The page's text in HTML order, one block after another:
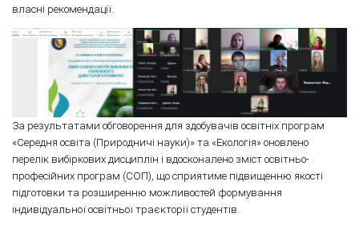
власні рекомендації.
За результатами обговорення для здобувачів освітніх програм
«Середня освіта (Природничі науки)» та «Екологія» оновлено
перелік вибіркових дисциплін і вдосконалено зміст освітньо-
професійних програм (СОП), що сприятиме підвищенню якості
підготовки та розширенню можливостей формування
індивідуальної освітньої траєкторії студентів.